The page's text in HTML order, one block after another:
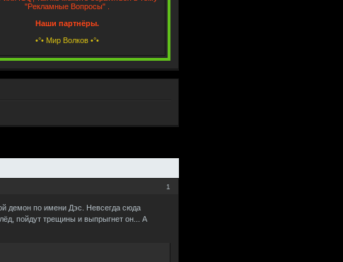
"Рекламные Вопросы" .
Наши партнёры.
•°• Мир Волков •°•
1
демон по имени Дэс. Невсегда сюда
пойдут трещины и выпрыгнет он... А